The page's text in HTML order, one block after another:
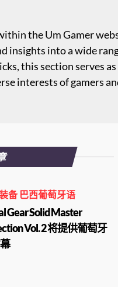
the Um Gamer
insights into a wide
this section serves
interests of gamers
备 巴西葡萄牙语
Gear Solid Master
Vol. 2 将提供葡萄牙